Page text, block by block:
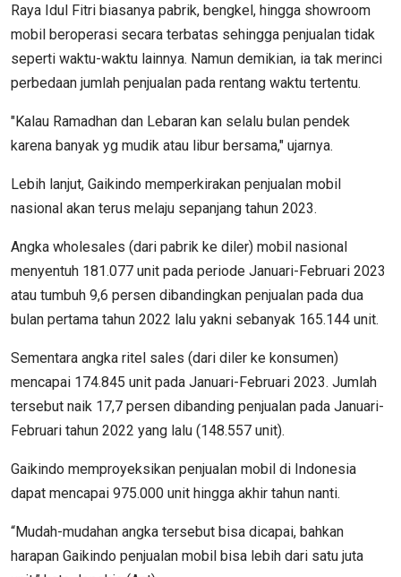
Raya Idul Fitri biasanya pabrik, bengkel, hingga showroom
mobil beroperasi secara terbatas sehingga penjualan tidak
seperti waktu-waktu lainnya. Namun demikian, ia tak merinci
perbedaan jumlah penjualan pada rentang waktu tertentu.
"Kalau Ramadhan dan Lebaran kan selalu bulan pendek
karena banyak yg mudik atau libur bersama," ujarnya.
Lebih lanjut, Gaikindo memperkirakan penjualan mobil
nasional akan terus melaju sepanjang tahun 2023.
Angka wholesales (dari pabrik ke diler) mobil nasional
menyentuh 181.077 unit pada periode Januari-Februari 2023
atau tumbuh 9,6 persen dibandingkan penjualan pada dua
bulan pertama tahun 2022 lalu yakni sebanyak 165.144 unit.
Sementara angka ritel sales (dari diler ke konsumen)
mencapai 174.845 unit pada Januari-Februari 2023. Jumlah
tersebut naik 17,7 persen dibanding penjualan pada Januari-
Februari tahun 2022 yang lalu (148.557 unit).
Gaikindo memproyeksikan penjualan mobil di Indonesia
dapat mencapai 975.000 unit hingga akhir tahun nanti.
“Mudah-mudahan angka tersebut bisa dicapai, bahkan
harapan Gaikindo penjualan mobil bisa lebih dari satu juta